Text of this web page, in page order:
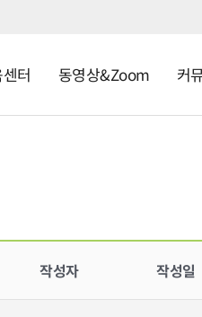
터 동영상&Zoom 커
작성자 작성일